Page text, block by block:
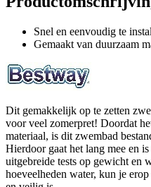
Snel en eenvoudig te
Gemaakt van duurzaam
Dit gemakkelijk op te zetten
voor veel zomerpret! Doordat
materiaal, is dit zwembad
Hierdoor gaat het lang mee en
uitgebreide tests op gewicht en
hoeveelheden water, kun je